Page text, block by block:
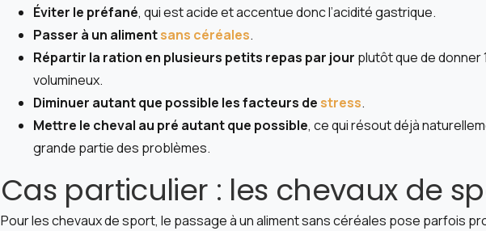
Éviter le préfané, qui est acide et accentue donc l’acidité gastrique.
Passer à un alimentsans céréales.
Répartir la ration en plusieurs petits repas par jour plutôt que de donner
volumineux.
Diminuer autant que possible les facteurs de stress.
Mettre le cheval au pré autant que possible, ce qui résout déjà
grande partie des problèmes.
Cas particulier : les chevaux de
Pour les chevaux de sport, le passage à un aliment sans céréales pose parfois